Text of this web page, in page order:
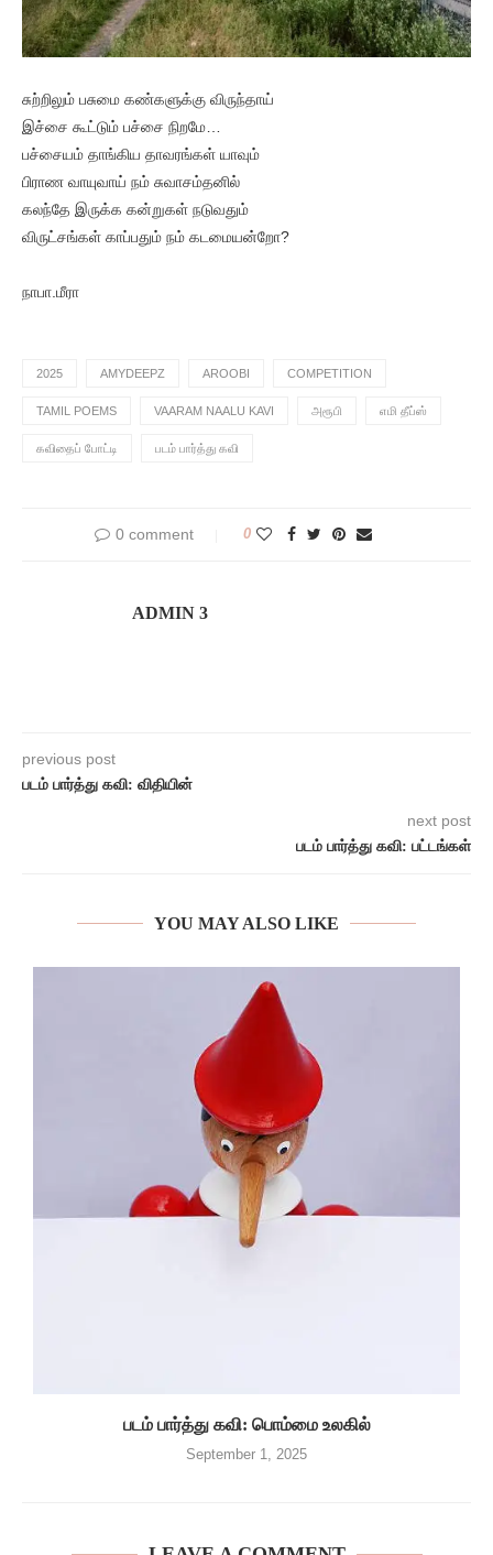
சுற்றிலும் பசுமை கண்களுக்கு விருந்தாய்
இச்சை கூட்டும் பச்சை நிறமே…
பச்சையம் தாங்கிய தாவரங்கள் யாவும்
பிராண வாயுவாய் நம் சுவாசம்தனில்
கலந்தே இருக்க கன்றுகள் நடுவதும்
விருட்சங்கள் காப்பதும் நம் கடமையன்றோ?
நாபா.மீரா
2025 AMYDEEPZ AROOBI COMPETITION
TAMIL POEMS VAARAM NAALU KAVI அரூபி எமி தீப்ஸ்
கவிதைப் போட்டி படம் பார்த்து கவி
0 comment 0
ADMIN 3
previous post
படம் பார்த்து கவி: விதியின்
next post
படம் பார்த்து கவி: பட்டங்கள்
YOU MAY ALSO LIKE
படம் பார்த்து கவி: பொம்மை உலகில்
September 1, 2025